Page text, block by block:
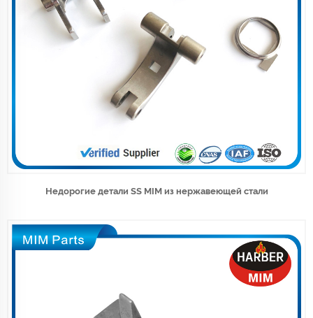
Недорогие детали SS MIM из нержавеющей стали